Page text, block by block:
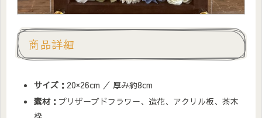
商品詳細
サイズ： 20×26cm ／ 厚み約8cm
素材： プリザーブドフラワー、造花、アクリル板、茶木
枠